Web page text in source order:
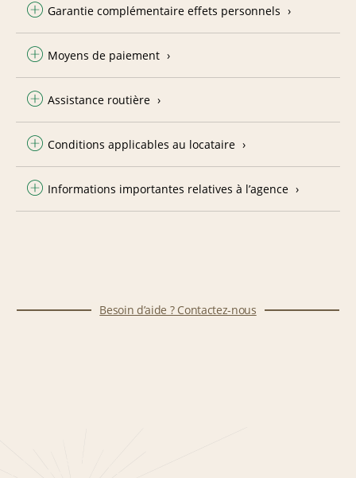
Garantie complémentaire effets personnels
Moyens de paiement
Assistance routière
Conditions applicables au locataire
Informations importantes relatives à l’agence
Besoin d’aide ? Contactez-nous